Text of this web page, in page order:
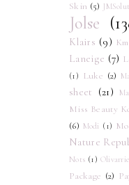
Skin (5)
Jolse
Klairs (9)
Laneige (7)
(1)
Luke (2)
sheet
(21)
Miss Beauty
(6) Modi (1)
Nature
Nots (1)
Package (2)